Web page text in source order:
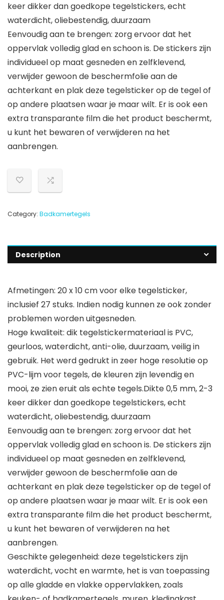
keer dikker dan goedkope tegelstickers, echt
waterdicht, oliebestendig, duurzaam
Eenvoudig aan te brengen: zorg ervoor dat het
oppervlak volledig glad en schoon is. De stickers zijn
individueel op maat gesneden en zelfklevend,
verwijder gewoon de beschermfolie aan de
achterkant en plak deze tegelsticker op de tegel of
op andere plaatsen waar je maar wilt. Er is ook een
extra transparante film die het product beschermt,
u kunt het bewaren of verwijderen na het
aanbrengen.
Category: Badkamertegels
Description
Afmetingen: 20 x 10 cm voor elke tegelsticker,
inclusief 27 stuks. Indien nodig kunnen ze ook zonder
problemen worden uitgesneden.
Hoge kwaliteit: dik tegelstickermateriaal is PVC,
geurloos, waterdicht, anti-olie, duurzaam, veilig in
gebruik. Het werd gedrukt in zeer hoge resolutie op
PVC-lijm voor tegels, de kleuren zijn levendig en
mooi, ze zien eruit als echte tegels.Dikte 0,5 mm, 2-3
keer dikker dan goedkope tegelstickers, echt
waterdicht, oliebestendig, duurzaam
Eenvoudig aan te brengen: zorg ervoor dat het
oppervlak volledig glad en schoon is. De stickers zijn
individueel op maat gesneden en zelfklevend,
verwijder gewoon de beschermfolie aan de
achterkant en plak deze tegelsticker op de tegel of
op andere plaatsen waar je maar wilt. Er is ook een
extra transparante film die het product beschermt,
u kunt het bewaren of verwijderen na het
aanbrengen.
Geschikte gelegenheid: deze tegelstickers zijn
waterdicht, vocht en warmte, het is van toepassing
op alle gladde en vlakke oppervlakken, zoals